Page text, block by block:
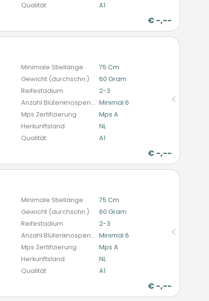
Qualität
A1
€ -,--
Minimale Stiellänge
75 Cm
Gewicht (durchschn.)
60 Gram
Reifestadium
2-3
Anzahl Blütenknospen (schnittblumen) Minimal 6
Mps Zertifizierung
Mps A
Herkunftsland
NL
Qualität
A1
€ -,--
Minimale Stiellänge
75 Cm
Gewicht (durchschn.)
60 Gram
Reifestadium
2-3
Anzahl Blütenknospen (schnittblumen) Minimal 6
Mps Zertifizierung
Mps A
Herkunftsland
NL
Qualität
A1
€ -,--